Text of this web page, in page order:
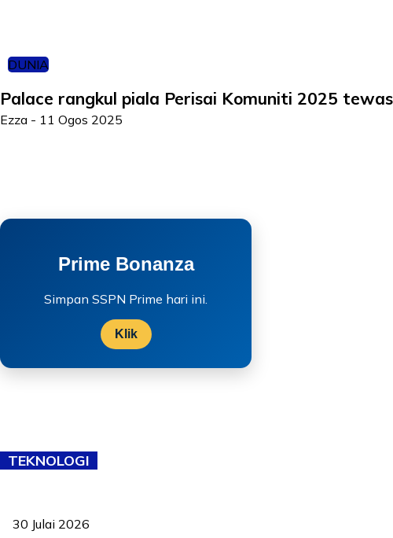
DUNIA
Palace rangkul piala Perisai Komuniti 2025
Ezza - 11 Ogos 2025
Prime Bonanza
Simpan SSPN Prime hari ini.
Klik
TEKNOLOGI
30 Julai 2026